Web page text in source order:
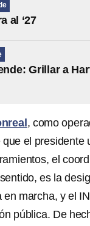
al ‘27
Grillar a
, como
el presidente
el
es la
en marcha, y el
pública. De